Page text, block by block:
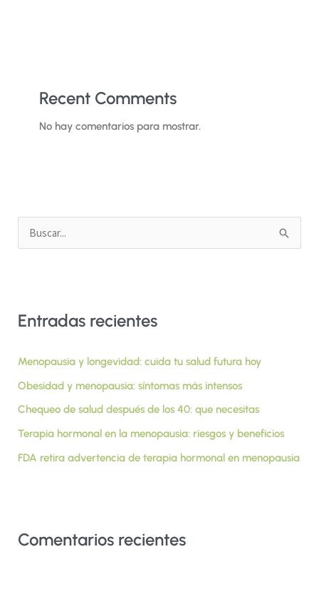
Recent Comments
No hay comentarios para mostrar.
a
p
o
r
:
Entradas recientes
Menopausia y longevidad: cuida tu salud futura hoy
Obesidad y menopausia: síntomas más intensos
Chequeo de salud después de los 40: que necesitas
Terapia hormonal en la menopausia: riesgos y beneficios
FDA retira advertencia de terapia hormonal en menopausia
Comentarios recientes